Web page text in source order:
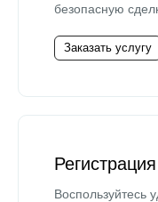
безопасную
Заказать услугу